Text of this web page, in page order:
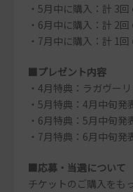
・5月中に購入：計 3
・6月中に購入：計 2
・7月中に購入：計 1
■プレゼント内容
・4月特典：ラガヴー
・5月特典：4月中旬発
・6月特典：5月中旬発
・7月特典：6月中旬発
■応募・当選について
チケットのご購入をも